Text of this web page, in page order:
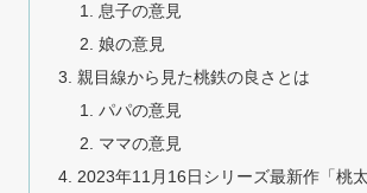
息子の意見
娘の意見
親目線から見た桃鉄の良さとは
パパの意見
ママの意見
2023年11月16日シリーズ最新作「桃